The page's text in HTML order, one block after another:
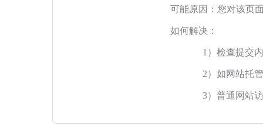
可能原因：您对该页
如何解决：
1）检查提交
2）如网站托
3）普通网站